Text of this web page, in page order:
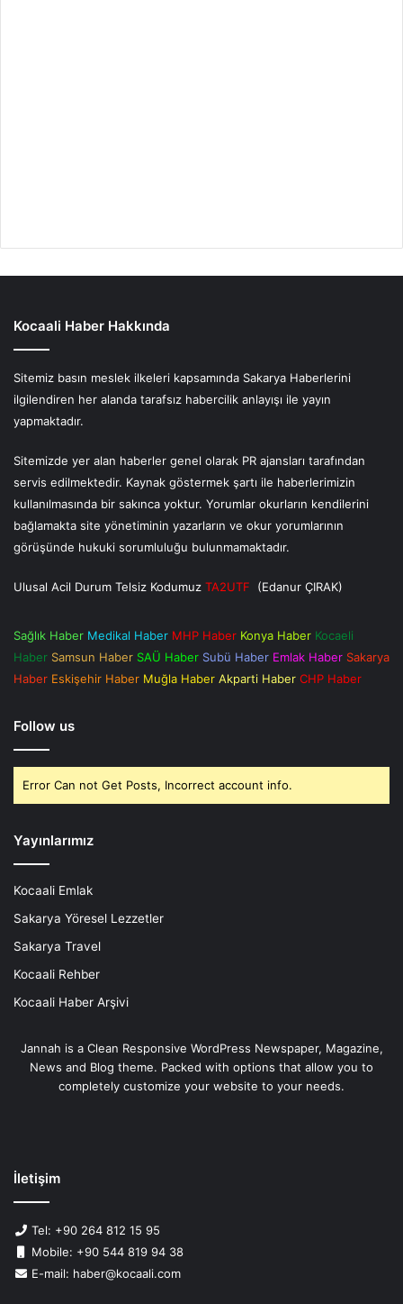
Kocaali Haber Hakkında
Sitemiz basın meslek ilkeleri kapsamında Sakarya Haberlerini
ilgilendiren her alanda tarafsız habercilik anlayışı ile yayın
yapmaktadır.
Sitemizde yer alan haberler genel olarak PR ajansları tarafından
servis edilmektedir. Kaynak göstermek şartı ile haberlerimizin
kullanılmasında bir sakınca yoktur. Yorumlar okurların kendilerini
bağlamakta site yönetiminin yazarların ve okur yorumlarının
görüşünde hukuki sorumluluğu bulunmamaktadır.
Ulusal Acil Durum Telsiz Kodumuz TA2UTF (Edanur ÇIRAK)
Sağlık Haber Medikal Haber MHP Haber Konya Haber Kocaeli
Haber Samsun Haber SAÜ Haber Subü Haber Emlak Haber Sakarya
Haber Eskişehir Haber Muğla Haber Akparti Haber CHP Haber
Follow us
Error Can not Get Posts, Incorrect account info.
Yayınlarımız
Kocaali Emlak
Sakarya Yöresel Lezzetler
Sakarya Travel
Kocaali Rehber
Kocaali Haber Arşivi
Jannah is a Clean Responsive WordPress Newspaper, Magazine,
News and Blog theme. Packed with options that allow you to
completely customize your website to your needs.
İletişim
Tel: +90 264 812 15 95
Mobile: +90 544 819 94 38
E-mail: haber@kocaali.com